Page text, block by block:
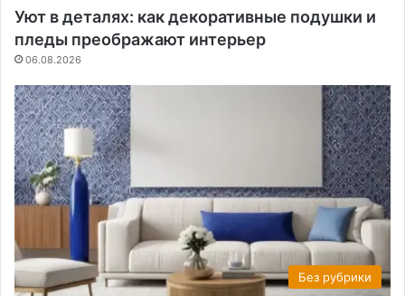
Уют в деталях: как декоративные подушки и
пледы преображают интерьер
06.08.2026
Без рубрики